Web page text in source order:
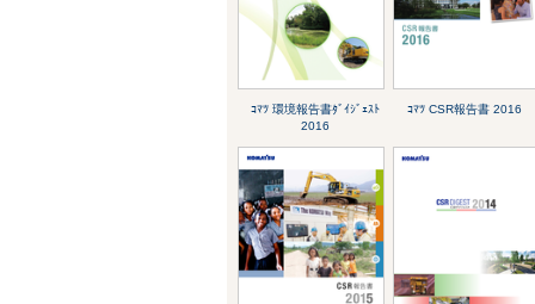
ｺﾏﾂ 環境報告書ﾀﾞｲｼﾞｪｽﾄ
2016
ｺﾏﾂ CSR報告書 2016